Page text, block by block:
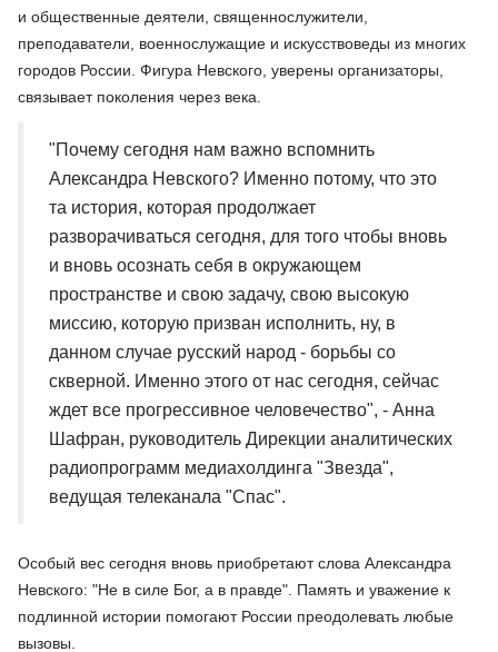
и общественные деятели, священнослужители,
преподаватели, военнослужащие и искусствоведы из многих
городов России. Фигура Невского, уверены организаторы,
связывает поколения через века.
"Почему сегодня нам важно вспомнить
Александра Невского? Именно потому, что это
та история, которая продолжает
разворачиваться сегодня, для того чтобы вновь
и вновь осознать себя в окружающем
пространстве и свою задачу, свою высокую
миссию, которую призван исполнить, ну, в
данном случае русский народ - борьбы со
скверной. Именно этого от нас сегодня, сейчас
ждет все прогрессивное человечество", - Анна
Шафран, руководитель Дирекции аналитических
радиопрограмм медиахолдинга "Звезда",
ведущая телеканала "Спас".
Особый вес сегодня вновь приобретают слова Александра
Невского: "Не в силе Бог, а в правде". Память и уважение к
подлинной истории помогают России преодолевать любые
вызовы.